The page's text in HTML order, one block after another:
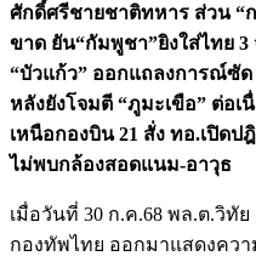
ศักดิ์ศรีชายชาติทหาร ส่วน “
ขาด ยัน“กัมพูชา”ยิงใส่ไทย
“บัวแก้ว” ออกแถลงการณ์ซัด
หลังยังโจมตี “ภูมะเขือ” ต่อ
เหนือกองบิน 21 สั่ง ทอ.เปิดป
ไม่พบกล้องสอดแนม-อาวุธ
เมื่อวันที่ 30 ก.ค.68 พล.ต.วิทั
กองทัพไทย ออกมาแสดงคว